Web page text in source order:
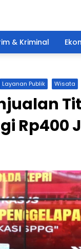
& Kriminal
Layanan Publik Wisata
Rp400